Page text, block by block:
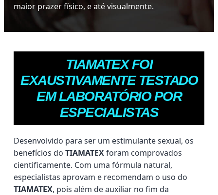
maior prazer físico, e até visualmente.
TIAMATEX FOI
EXAUSTIVAMENTE TESTADO
EM LABORATÓRIO POR
ESPECIALISTAS
Desenvolvido para ser um estimulante sexual, os
benefícios do TIAMATEXforam comprovados
cientificamente. Com uma fórmula natural,
especialistas aprovam e recomendam o uso do
TIAMATEX, pois além de auxiliar no fim da